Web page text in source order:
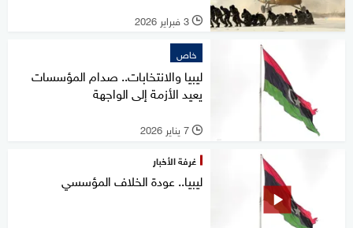
l 3 فبراير 2026
خاص
ليبيا والانتخابات.. صدام المؤسسات
يعيد الأزمة إلى الواجهة
l 7 يناير 2026
غرفة الأخبار
ليبيا.. عودة الخلاف المؤسسي